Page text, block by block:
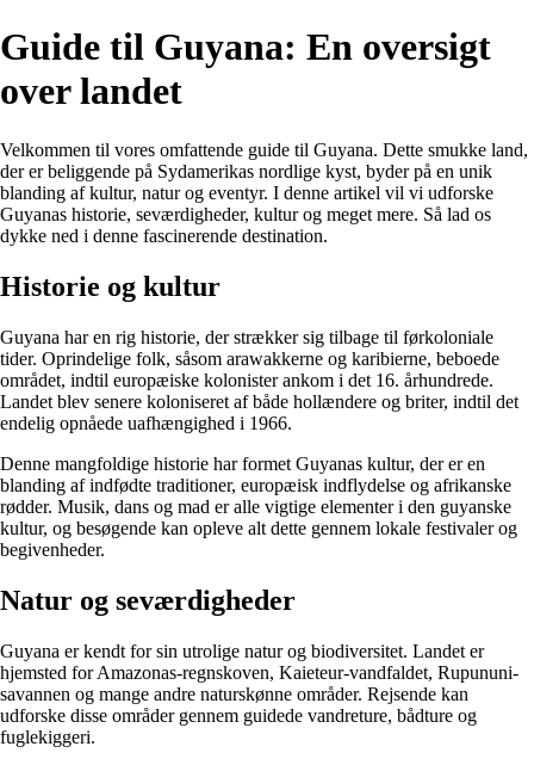
Guide til Guyana: En oversigt
over landet
Velkommen til vores omfattende guide til Guyana. Dette smukke land,
der er beliggende på Sydamerikas nordlige kyst, byder på en unik
blanding af kultur, natur og eventyr. I denne artikel vil vi udforske
Guyanas historie, seværdigheder, kultur og meget mere. Så lad os
dykke ned i denne fascinerende destination.
Historie og kultur
Guyana har en rig historie, der strækker sig tilbage til førkoloniale
tider. Oprindelige folk, såsom arawakkerne og karibierne, beboede
området, indtil europæiske kolonister ankom i det 16. århundrede.
Landet blev senere koloniseret af både hollændere og briter, indtil det
endelig opnåede uafhængighed i 1966.
Denne mangfoldige historie har formet Guyanas kultur, der er en
blanding af indfødte traditioner, europæisk indflydelse og afrikanske
rødder. Musik, dans og mad er alle vigtige elementer i den guyanske
kultur, og besøgende kan opleve alt dette gennem lokale festivaler og
begivenheder.
Natur og seværdigheder
Guyana er kendt for sin utrolige natur og biodiversitet. Landet er
hjemsted for Amazonas-regnskoven, Kaieteur-vandfaldet, Rupununi-
savannen og mange andre naturskønne områder. Rejsende kan
udforske disse områder gennem guidede vandreture, bådture og
fuglekiggeri.